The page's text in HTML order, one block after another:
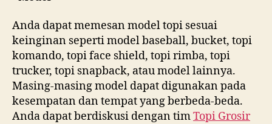
Anda dapat memesan model topi sesuai
keinginan seperti model baseball, bucket, topi
komando, topi face shield, topi rimba, topi
trucker, topi snapback, atau model lainnya.
Masing-masing model dapat digunakan pada
kesempatan dan tempat yang berbeda-beda.
Anda dapat berdiskusi dengan timTopi Grosir